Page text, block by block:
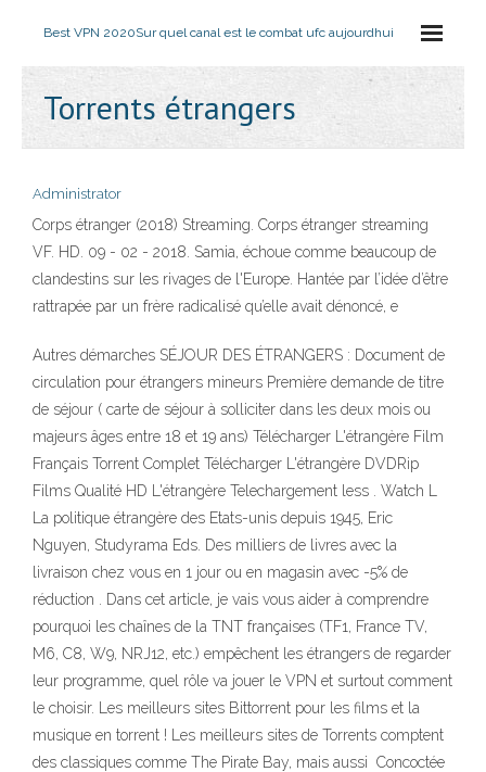
Best VPN 2020Sur quel canal est le combat ufc aujourdhui
Torrents étrangers
Administrator
Corps étranger (2018) Streaming. Corps étranger streaming
VF. HD. 09 - 02 - 2018. Samia, échoue comme beaucoup de
clandestins sur les rivages de l'Europe. Hantée par l’idée d’être
rattrapée par un frère radicalisé qu’elle avait dénoncé, e
Autres démarches SÉJOUR DES ÉTRANGERS : Document de
circulation pour étrangers mineurs Première demande de titre
de séjour ( carte de séjour à solliciter dans les deux mois ou
majeurs âges entre 18 et 19 ans) Télécharger L'étrangère Film
Français Torrent Complet Télécharger L'étrangère DVDRip
Films Qualité HD L'étrangère Telechargement less . Watch L
La politique étrangère des Etats-unis depuis 1945, Eric
Nguyen, Studyrama Eds. Des milliers de livres avec la
livraison chez vous en 1 jour ou en magasin avec -5% de
réduction . Dans cet article, je vais vous aider à comprendre
pourquoi les chaînes de la TNT françaises (TF1, France TV,
M6, C8, W9, NRJ12, etc.) empêchent les étrangers de regarder
leur programme, quel rôle va jouer le VPN et surtout comment
le choisir. Les meilleurs sites Bittorrent pour les films et la
musique en torrent ! Les meilleurs sites de Torrents comptent
des classiques comme The Pirate Bay, mais aussi Concoctée